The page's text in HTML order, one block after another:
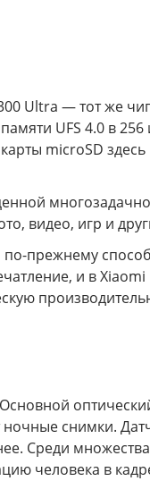
Ultra — тот же
UFS 4.0 в
microSD
видео, игр и
прежнему
и в
снимки.
Среди
человека в